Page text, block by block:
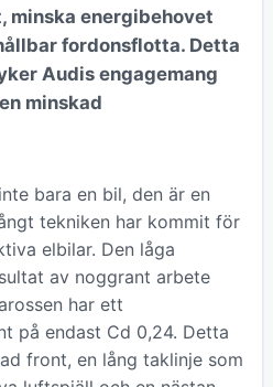
minska energibehovet
fordonsflotta. Detta
Audis engagemang
minskad
bara en bil, den är en
tekniken har kommit för
elbilar. Den låga
av noggrant arbete
har ett
på endast Cd 0,24. Detta
front, en lång taklinje som